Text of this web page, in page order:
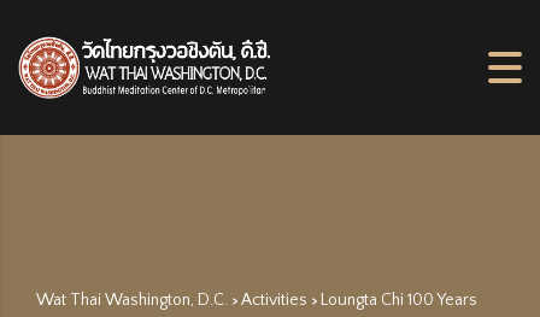
Wat Thai Washington, D.C. > Activities > Loungta Chi 100 Years